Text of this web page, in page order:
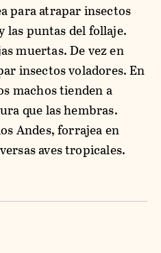
para atrapar insectos
las puntas del follaje.
muertas. De vez en
insectos voladores. En
machos tienden a
que las hembras.
Andes, forrajea en
aves tropicales.